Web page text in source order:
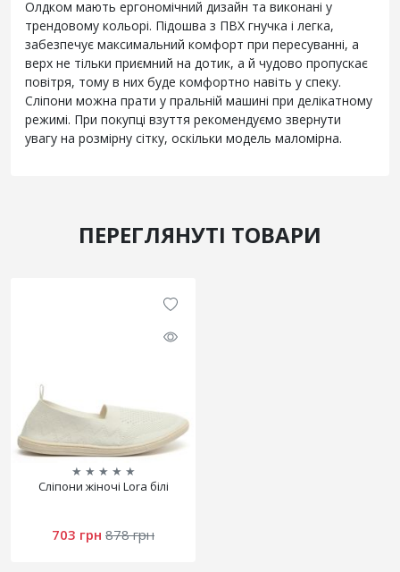
Олдком мають ергономічний дизайн та виконані у
трендовому кольорі. Підошва з ПВХ гнучка і легка,
забезпечує максимальний комфорт при пересуванні, а
верх не тільки приємний на дотик, а й чудово пропускає
повітря, тому в них буде комфортно навіть у спеку.
Сліпони можна прати у пральній машині при делікатному
режимі. При покупці взуття рекомендуємо звернути
увагу на розмірну сітку, оскільки модель маломірна.
ПЕРЕГЛЯНУТІ ТОВАРИ
★ ★ ★ ★ ★
Сліпони жіночі Lora білі
703 грн 878 грн